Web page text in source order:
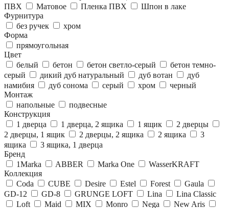
ПВХ
Матовое Пленка ПВХ
Шпон в лаке
Фурнитура
без ручек
хром
Форма
прямоугольная
Цвет
белый
бетон бетон светло-серый
бетон темно-
серый
дикий дуб натуральный дуб вотан
дуб
намибия
дуб сонома серый хром
черный
Монтаж
напольные
подвесные
Конструкция
1 дверца
1 дверца, 2 ящика 1 ящик
2 дверцы
2 дверцы, 1 ящик
2 дверцы, 2 ящика 2 ящика
3
ящика
3 ящика, 1 дверца
Бренд
1Marka
ABBER Marka One
WasserKRAFT
Коллекция
Coda
CUBE Desire Estel Forest
Gaula
GD-12
GD-8 GRUNGE LOFT Lina
Lina Classic
Loft
Maid MIX Monro Nega
New Aris